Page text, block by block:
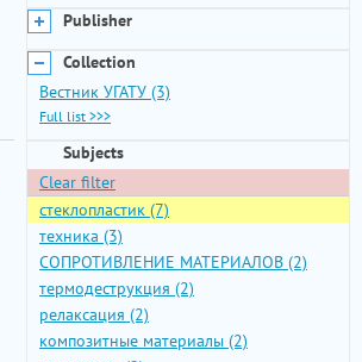
Publisher
Collection
Вестник УГАТУ (3)
Full list >>>
Subjects
Clear filter
стеклопластик (7)
техника (3)
СОПРОТИВЛЕНИЕ МАТЕРИАЛОВ (2)
термодеструкция (2)
релаксация (2)
композитные материалы (2)